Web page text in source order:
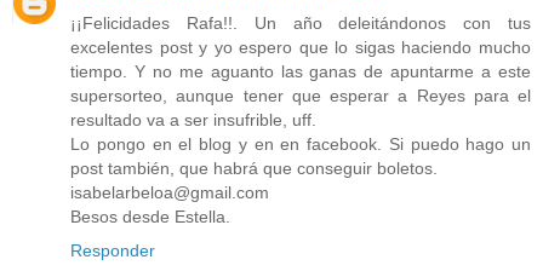
¡¡Felicidades Rafa!!. Un año deleitándonos con tus
excelentes post y yo espero que lo sigas haciendo mucho
tiempo. Y no me aguanto las ganas de apuntarme a este
supersorteo, aunque tener que esperar a Reyes para el
resultado va a ser insufrible, uff.
Lo pongo en el blog y en en facebook. Si puedo hago un
post también, que habrá que conseguir boletos.
isabelarbeloa@gmail.com
Besos desde Estella.
Responder